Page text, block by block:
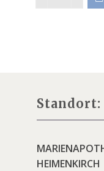
HEIMENKIRCH